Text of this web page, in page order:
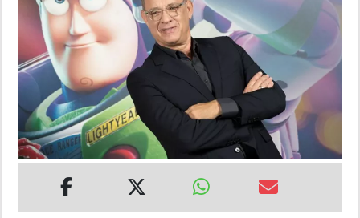
INSÓLITAS
MULTIMEDIA
IMPRESO